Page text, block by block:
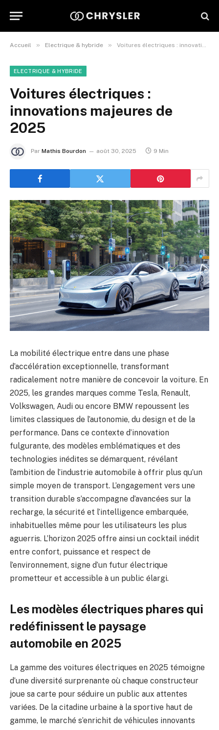
Accueil » Electrique & hybride » Voitures électriques : innovations majeures de 2025
ELECTRIQUE & HYBRIDE
Voitures électriques :
innovations majeures de
2025
Par Mathis Bourdon août 30, 2025 9 Min
La mobilité électrique entre dans une phase
d’accélération exceptionnelle, transformant
radicalement notre manière de concevoir la voiture. En
2025, les grandes marques comme Tesla, Renault,
Volkswagen, Audi ou encore BMW repoussent les
limites classiques de l’autonomie, du design et de la
performance. Dans ce contexte d’innovation
fulgurante, des modèles emblématiques et des
technologies inédites se démarquent, révélant
l’ambition de l’industrie automobile à offrir plus qu’un
simple moyen de transport. L’engagement vers une
transition durable s’accompagne d’avancées sur la
recharge, la sécurité et l’intelligence embarquée,
inhabituelles même pour les utilisateurs les plus
aguerris. L’horizon 2025 offre ainsi un cocktail inédit
entre confort, puissance et respect de
l’environnement, signe d’un futur électrique
prometteur et accessible à un public élargi.
Les modèles électriques phares qui
redéfinissent le paysage
automobile en 2025
La gamme des voitures électriques en 2025 témoigne
d’une diversité surprenante où chaque constructeur
joue sa carte pour séduire un public aux attentes
variées. De la citadine urbaine à la sportive haut de
gamme, le marché s’enrichit de véhicules innovants